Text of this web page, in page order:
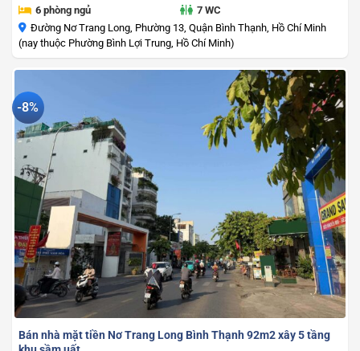
6 phòng ngủ
7 WC
Đường Nơ Trang Long, Phường 13, Quận Bình Thạnh, Hồ Chí Minh
(nay thuộc Phường Bình Lợi Trung, Hồ Chí Minh)
-8%
Bán nhà mặt tiền Nơ Trang Long Bình Thạnh 92m2 xây 5 tầng